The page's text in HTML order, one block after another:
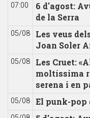
07:00
6 d'agost:
de la Serra
05/08
Les veus
Joan Soler
05/08
Les Cruet:
moltíssima
serena i en
05/08 El punk-pop